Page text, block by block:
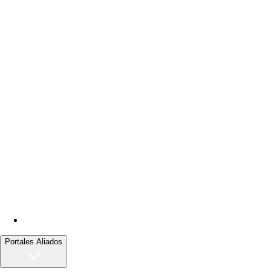
Portales Aliados